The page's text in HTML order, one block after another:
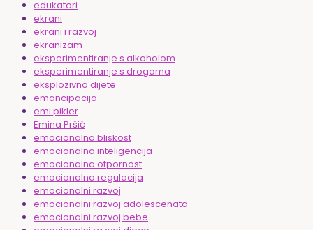
edukatori
ekrani
ekrani i razvoj
ekranizam
eksperimentiranje s alkoholom
eksperimentiranje s drogama
eksplozivno dijete
emancipacija
emi pikler
Emina Pršić
emocionalna bliskost
emocionalna inteligencija
emocionalna otpornost
emocionalna regulacija
emocionalni razvoj
emocionalni razvoj adolescenata
emocionalni razvoj bebe